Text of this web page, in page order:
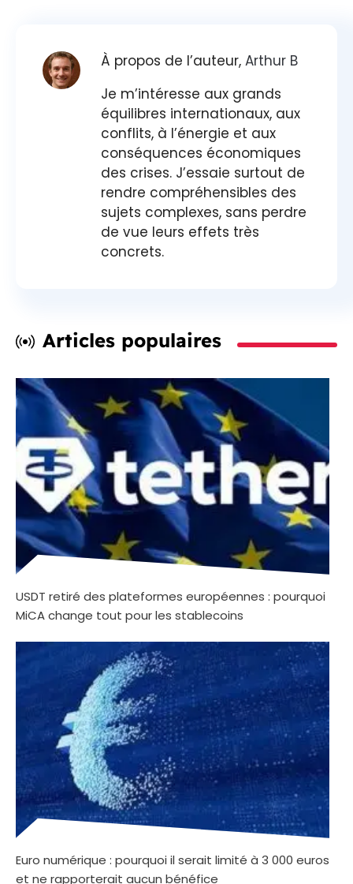
À propos de l’auteur, Arthur B
Je m’intéresse aux grands
équilibres internationaux, aux
conflits, à l’énergie et aux
conséquences économiques
des crises. J’essaie surtout de
rendre compréhensibles des
sujets complexes, sans perdre
de vue leurs effets très
concrets.
Articles populaires
USDT retiré des plateformes européennes : pourquoi
MiCA change tout pour les stablecoins
Euro numérique : pourquoi il serait limité à 3 000 euros
et ne rapporterait aucun bénéfice